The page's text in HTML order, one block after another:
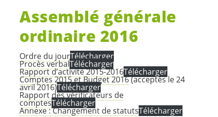
Assemblé générale
ordinaire 2016
Ordre du jourTélécharger
Procès verbalTélécharger
Rapport d’activité 2015-2016Télécharger
Comptes 2015 et Budget 2016(acceptés le 24
avril 2016)Télécharger
Rapport des vérificateurs de
comptesTélécharger
Annexe : Changement de statutsTélécharger